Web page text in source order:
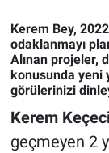
Kerem Bey,
odaklanmayı
Alınan projeler,
konusunda yeni
görülerinizi
Kerem
geçmeyen 2